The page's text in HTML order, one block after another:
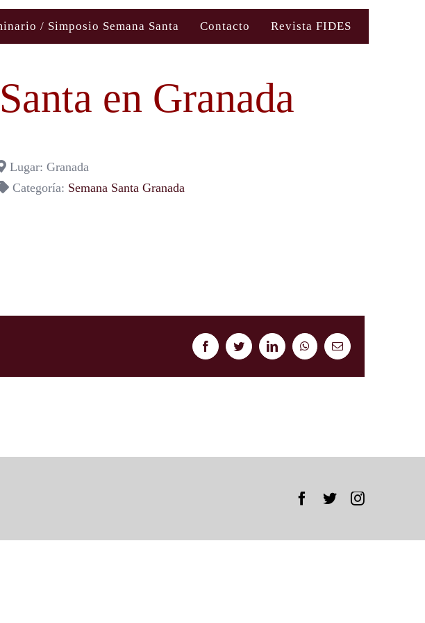
/ Simposio Semana Santa Contacto Revista FIDES
en Granada
Lugar: Granada
Categoría: Semana Santa Granada
FacebookTwitterLinkedInWhatsAppCorreo
electrónico